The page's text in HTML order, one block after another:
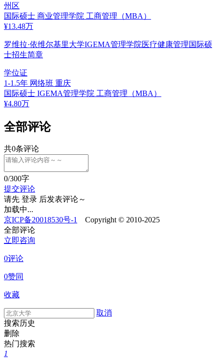
州区
国际硕士 商业管理学院 工商管理（MBA）
¥13.48万
罗维拉·依维尔基里大学IGEMA管理学院医疗健康管理国际硕
士招生简章
学位证
1-1.5年 网络班 重庆
国际硕士 IGEMA管理学院 工商管理（MBA）
¥4.80万
全部评论
共0条评论
0/300字
提交评论
请先 登录 后发表评论～
加载中...
京ICP备20018530号-1 Copyright © 2010-2025
全部评论
立即咨询
0评论
0赞同
收藏
取消
搜索历史
删除
热门搜索
1